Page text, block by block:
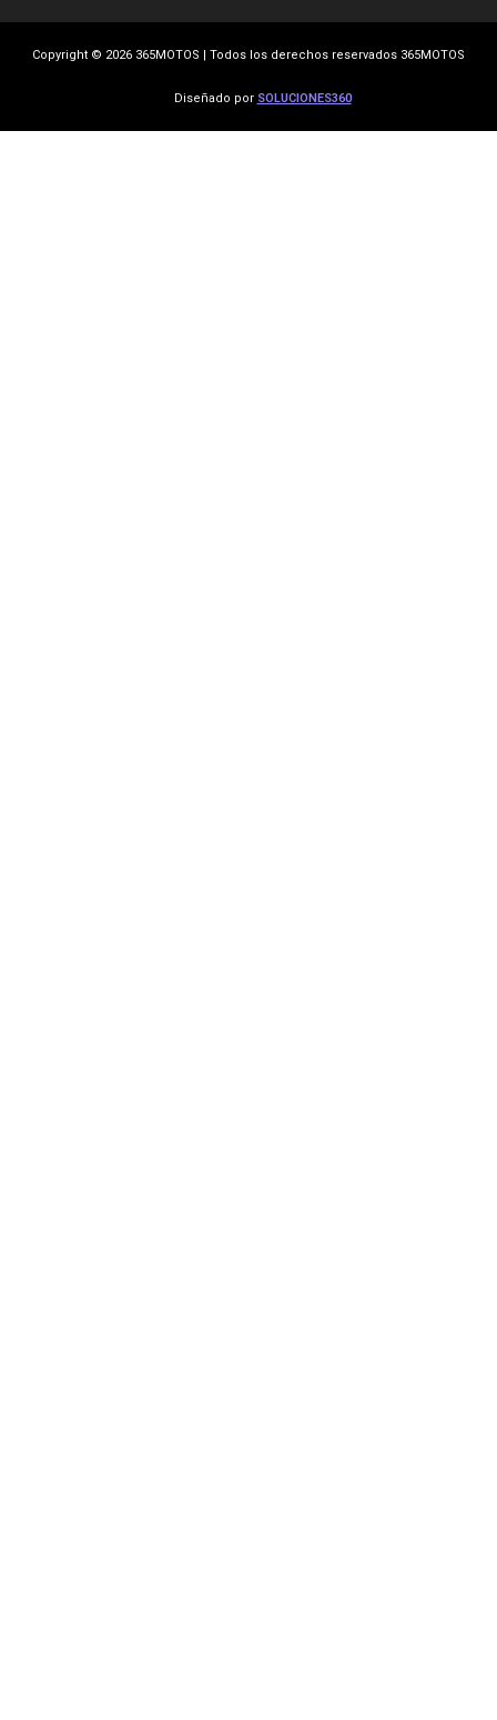
Copyright © 2026 365MOTOS | Todos los derechos reservados 365MOTOS
Diseñado por SOLUCIONES360